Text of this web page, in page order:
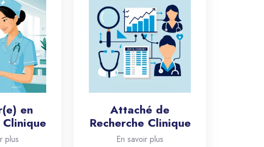
en
Clinique
plus
Attaché de
Recherche Clinique
En savoir plus